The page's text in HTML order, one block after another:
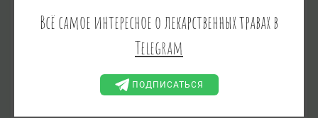
В листьях и корневищах обнаружены дубильные
вещества, относящиеся в основном к пирогалловой
группе (в корневищах до 27%). Содержание танина
колеблется от 8 до 10%. В листьях содержатся также
Всё самое интересное о лекарственных травах в
Telegram
ПОДПИСАТЬСЯ